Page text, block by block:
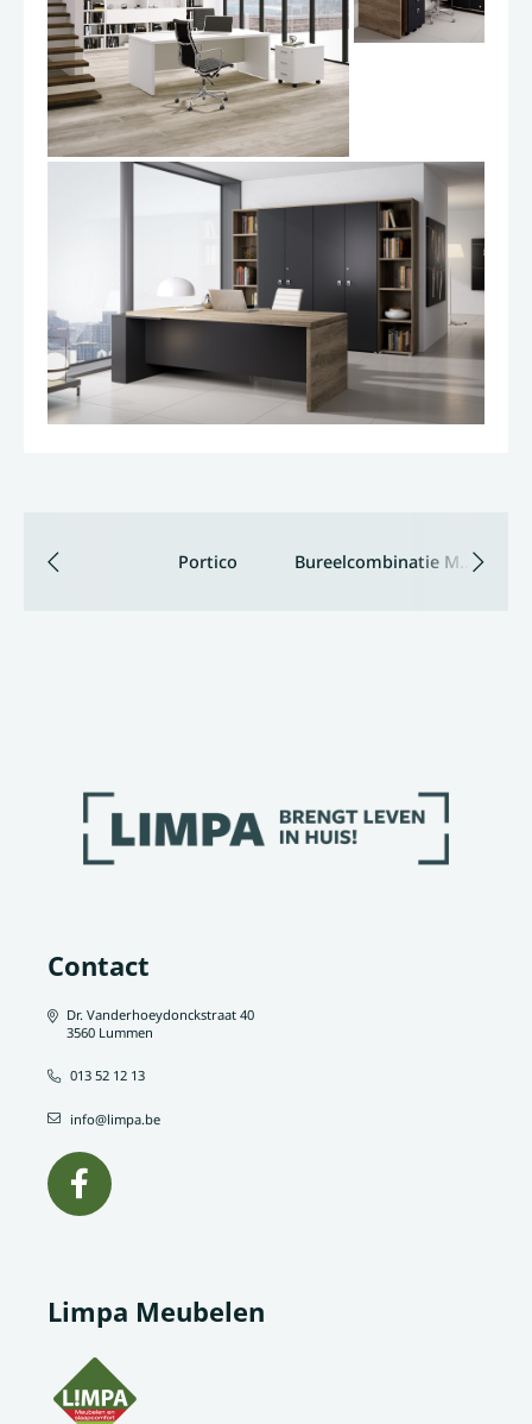
Portico Bureelcombinatie Mundo
Limpa Meubelen
Contact
Dr. Vanderhoeydonckstraat 40
3560 Lummen
013 52 12 13
info@limpa.be